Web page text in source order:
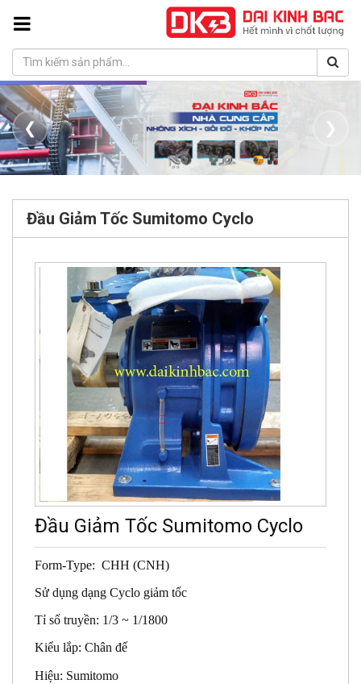
❮ ❯
Đầu Giảm Tốc Sumitomo Cyclo
Đầu Giảm Tốc Sumitomo Cyclo
Form-Type: CHH (CNH)
Sử dụng dạng Cyclo giảm tốc
Tỉ số truyền: 1/3 ~ 1/1800
Kiểu lắp: Chân đế
Hiệu: Sumitomo